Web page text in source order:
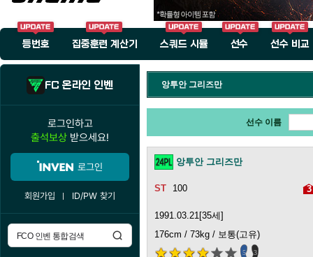
등번호 집중훈련 계산기 스쿼드 시뮬 선수 선수 비교
FC 온라인 인벤
로그인하고
출석보상 받으세요!
로그인
회원가입 ID/PW 찾기
앙투안 그리즈만
선수 이름
앙투안 그리즈만
100 3
1991.03.21[35세]
176cm / 73kg / 보통(고유)
5 3